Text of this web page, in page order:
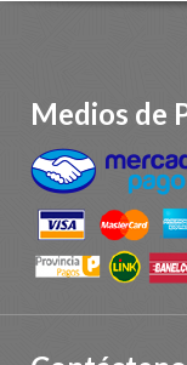
Medios de